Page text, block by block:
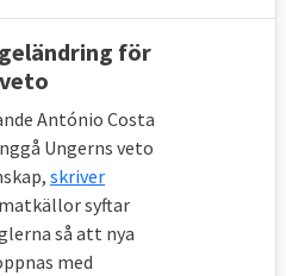
för
António Costa
Ungerns veto
skriver
syftar
så att nya
med